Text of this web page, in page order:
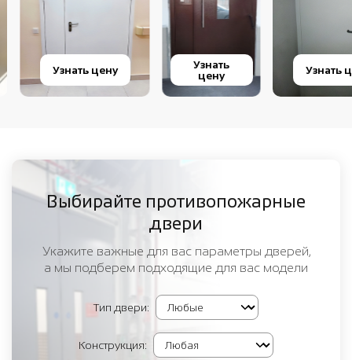
Узнать цену
Узнать
цену
Узнать цену
Выбирайте противопожарные
двери
Укажите важные для вас параметры дверей,
а мы подберем подходящие для вас модели
Тип двери:
Конструкция: